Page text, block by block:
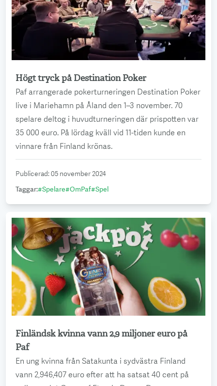
Högt tryck på Destination Poker
Paf arrangerade pokerturneringen Destination Poker
live i Mariehamn på Åland den 1–3 november. 70
spelare deltog i huvudturneringen där prispotten var
35 000 euro. På lördag kväll vid 11-tiden kunde en
vinnare från Finland krönas.
Läs mer
Publicerad:05 november 2024
Taggar:#Spelare#OmPaf#Spel
Finländsk kvinna vann 2,9 miljoner euro på
Paf
En ung kvinna från Satakunta i sydvästra Finland
vann 2,946,407 euro efter att ha satsat 40 cent på
Läs mer